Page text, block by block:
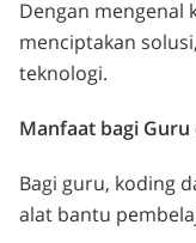
Dengan mengenal
menciptakan
teknologi.
Manfaat bagi Guru
Bagi guru, koding
alat bantu